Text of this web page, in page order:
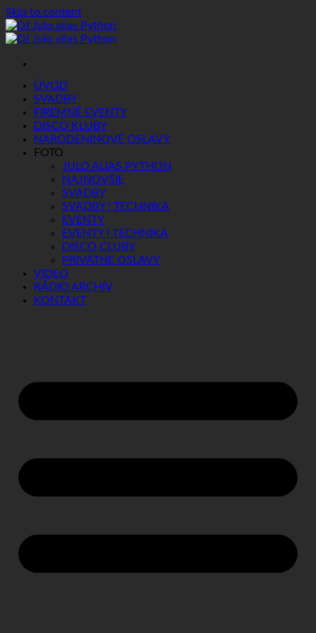
Skip to content
ÚVOD
SVADBY
FIREMNÉ EVENTY
DISCO KLUBY
NARODENINOVÉ OSLAVY
FOTO
JULO ALIAS PYTHON
NAJNOVŠIE
SVADBY
SVADBY | TECHNIKA
EVENTY
EVENTY | TECHNIKA
DISCO CLUBY
PRIVÁTNE OSLAVY
VIDEO
RÁDIO ARCHÍV
KONTAKT